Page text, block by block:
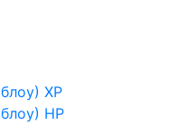
XP
HP